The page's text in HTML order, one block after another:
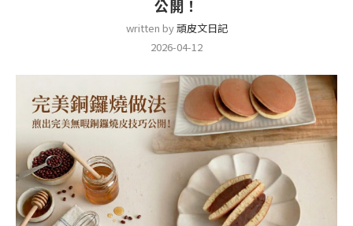
公開！
written by頑皮文日記
2026-04-12